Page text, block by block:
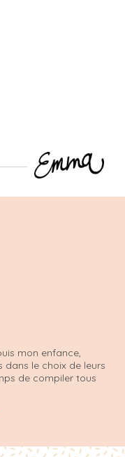
mon enfance,
dans le choix de leurs
de compiler tous